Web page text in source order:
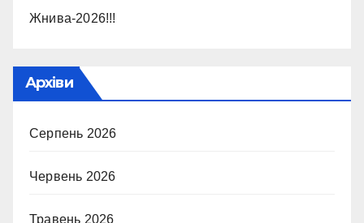
Жнива-2026!!!
Архіви
Серпень 2026
Червень 2026
Травень 2026